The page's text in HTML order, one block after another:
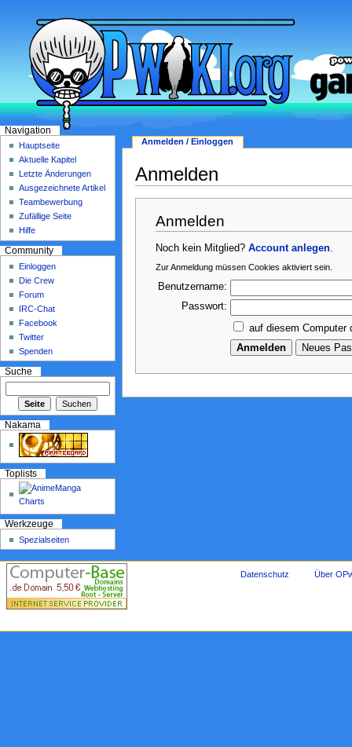
Anmelden
Anmelden
Noch kein Mitglied?Account anlegen
Zur Anmeldung müssen Cookies aktiviert sein.
Benutzername:
Passwort:
auf diesem Computer
Anmelden / Einloggen
Navigation
Hauptseite
Aktuelle Kapitel
Letzte Änderungen
Ausgezeichnete Artikel
Teambewerbung
Zufällige Seite
Hilfe
Community
Einloggen
Die Crew
Forum
IRC-Chat
Facebook
Twitter
Spenden
Suche
Nakama
Toplists
Werkzeuge
Spezialseiten
Datenschutz Über